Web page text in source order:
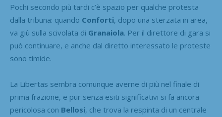
Pochi secondo più tardi c’è spazio per qualche protesta
dalla tribuna: quando Conforti, dopo una sterzata in area,
va giù sulla scivolata di Granaiola. Per il direttore di gara si
può continuare, e anche dal diretto interessato le proteste
sono timide.
La Libertas sembra comunque averne di più nel finale di
prima frazione, e pur senza esiti significativi si fa ancora
pericolosa con Bellosi, che trova la respinta di un centrale